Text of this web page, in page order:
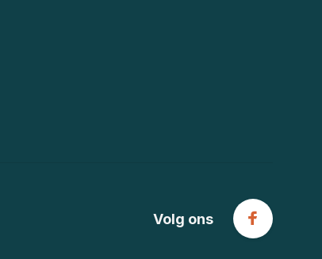
Volg ons